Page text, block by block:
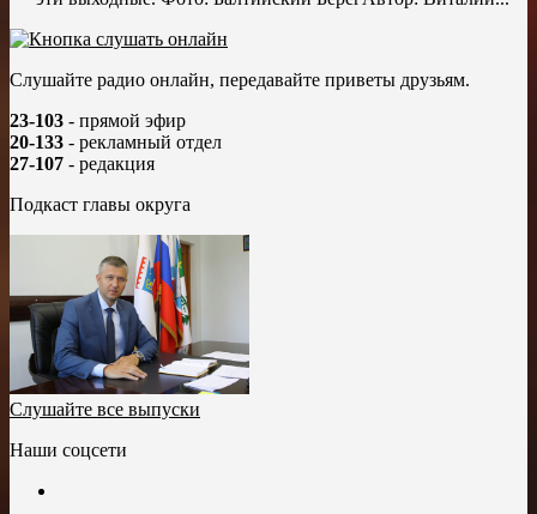
Слушайте радио онлайн, передавайте приветы друзьям.
23-103 - прямой эфир
20-133 - рекламный отдел
27-107 - редакция
Подкаст главы округа
Слушайте все выпуски
Наши соцсети